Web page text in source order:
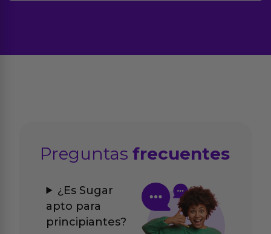
Preguntasfrecuentes
¿Es Sugar
apto para
principiantes?